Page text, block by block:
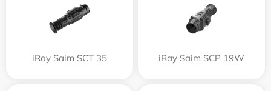
iRay Saim SCT 35 iRay Saim SCP 19W